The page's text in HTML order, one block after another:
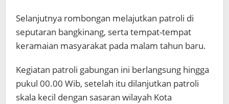
Selanjutnya rombongan melajutkan patroli di
seputaran bangkinang, serta tempat-tempat
keramaian masyarakat pada malam tahun baru.
Kegiatan patroli gabungan ini berlangsung hingga
pukul 00.00 Wib, setelah itu dilanjutkan patroli
skala kecil dengan sasaran wilayah Kota